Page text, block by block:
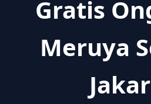
Gratis
Meruya